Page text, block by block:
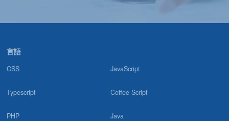
「フリーランスエンジニアの年収・キャリアに関する実態調査
「おすすめのフリーランスエージェント16選｜各サービスの一
2024.03.01
言語
CSS JavaScript
Typescript Coffee Script
PHP Java